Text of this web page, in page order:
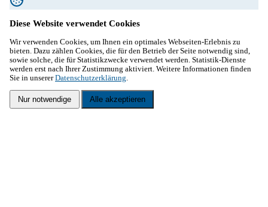
Diese Website verwendet Cookies
Wir verwenden Cookies, um Ihnen ein optimales Webseiten-Erlebnis zu
bieten. Dazu zählen Cookies, die für den Betrieb der Seite notwendig sind,
sowie solche, die für Statistikzwecke verwendet werden. Statistik-Dienste
werden erst nach Ihrer Zustimmung aktiviert. Weitere Informationen finden
Sie in unsererDatenschutzerklärung
Nur notwendige Alle akzeptieren